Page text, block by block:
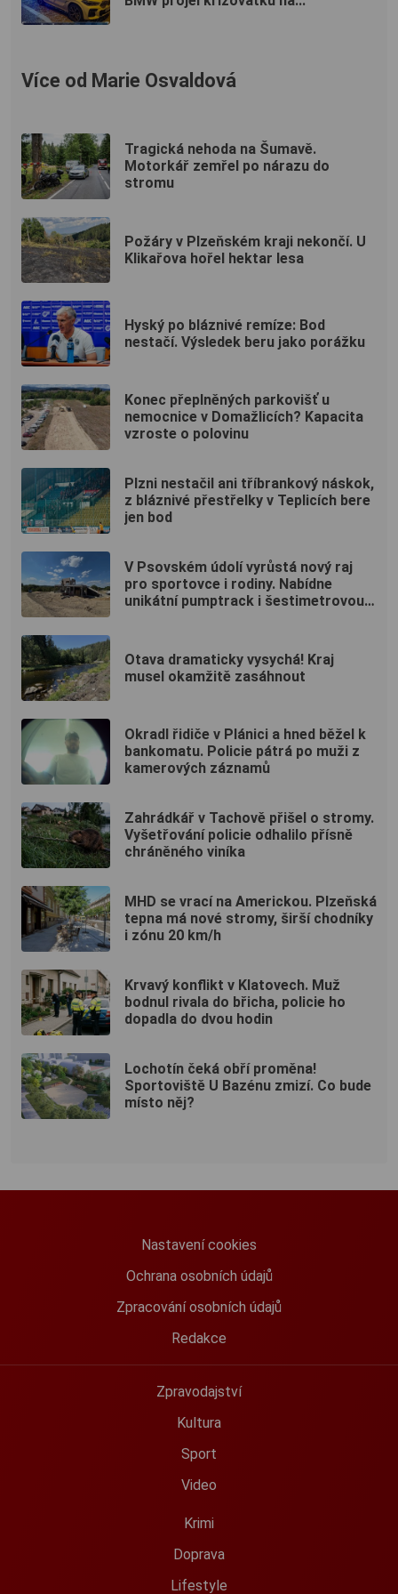
Více od Marie Osvaldová
Tragická nehoda na Šumavě.
Motorkář zemřel po nárazu do
stromu
Požáry v Plzeňském kraji nekončí. U
Klikařova hořel hektar lesa
Hyský po bláznivé remíze: Bod
nestačí. Výsledek beru jako porážku
Konec přeplněných parkovišť u
nemocnice v Domažlicích? Kapacita
vzroste o polovinu
Plzni nestačil ani tříbrankový náskok,
z bláznivé přestřelky v Teplicích bere
jen bod
V Psovském údolí vyrůstá nový raj
pro sportovce i rodiny. Nabídne
unikátní pumptrack i šestimetrovou
Otava dramaticky vysychá! Kraj
musel okamžitě zasáhnout
Okradl řidiče v Plánici a hned běžel k
bankomatu. Policie pátrá po muži z
kamerových záznamů
Zahrádkář v Tachově přišel o stromy.
Vyšetřování policie odhalilo přísně
chráněného viníka
MHD se vrací na Americkou. Plzeňská
tepna má nové stromy, širší chodníky
i zónu 20 km/h
Krvavý konflikt v Klatovech. Muž
bodnul rivala do břicha, policie ho
dopadla do dvou hodin
Lochotín čeká obří proměna!
Sportoviště U Bazénu zmizí. Co bude
místo něj?
Nastavení cookies
Ochrana osobních údajů
Zpracování osobních údajů
Redakce
Zpravodajství
Kultura
Sport
Video
Krimi
Doprava
Lifestyle